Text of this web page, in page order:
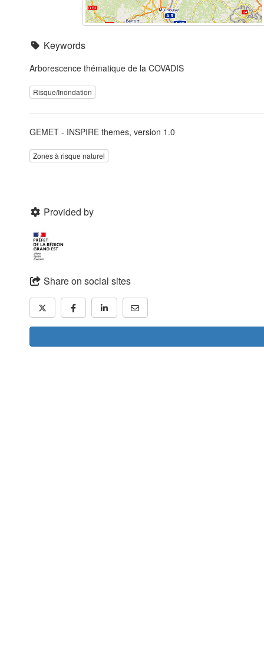
Keywords
Arborescence thématique de la COVADIS
Risque/Inondation
GEMET - INSPIRE themes, version 1.0
Zones à risque naturel
Provided by
Share on social sites